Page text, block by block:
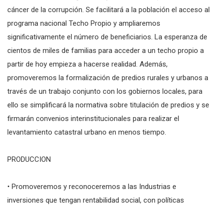
cáncer de la corrupción. Se facilitará a la población el acceso al
programa nacional Techo Propio y ampliaremos
significativamente el número de beneficiarios. La esperanza de
cientos de miles de familias para acceder a un techo propio a
partir de hoy empieza a hacerse realidad. Además,
promoveremos la formalización de predios rurales y urbanos a
través de un trabajo conjunto con los gobiernos locales, para
ello se simplificará la normativa sobre titulación de predios y se
firmarán convenios interinstitucionales para realizar el
levantamiento catastral urbano en menos tiempo.
PRODUCCION
• Promoveremos y reconoceremos a las Industrias e
inversiones que tengan rentabilidad social, con políticas